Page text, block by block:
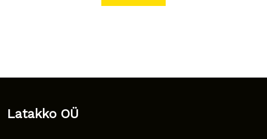
Latakko OÜ